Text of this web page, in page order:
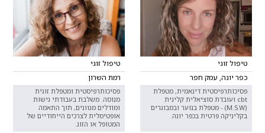
טיפול זוגי
כפר יונה, עמק חפר
פסיכותרפיסטית דינאמית, מטפלת
cbt ועובדת סוציאלית קלינית
(M.S.W) - מטפלת בנוער ובמבוגרים
בקליניקה פרטית בכפר יונה.
טיפול זוגי
רמת השרון
פסיכותרפיסטית ומטפלת זוגית
מנוסה. משלבת בעבודתי גישות
ומודלים מגוונים, תוך התאמה
אופטימלית לצרכים הייחודיים של
המטופל או הזוג.